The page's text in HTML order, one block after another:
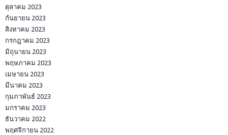
ตุลาคม 2023
กันยายน 2023
สิงหาคม 2023
กรกฎาคม 2023
มิถุนายน 2023
พฤษภาคม 2023
เมษายน 2023
มีนาคม 2023
กุมภาพันธ์ 2023
มกราคม 2023
ธันวาคม 2022
พฤศจิกายน 2022